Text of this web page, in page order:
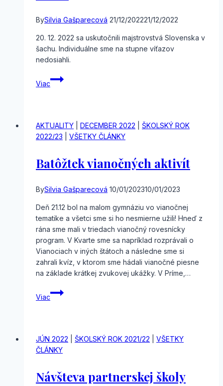
BySilvia Gašparecová 21/12/202221/12/2022
20. 12. 2022 sa uskutočnili majstrovstvá Slovenska v
šachu. Individuálne sme na stupne víťazov
nedosiahli.
Viac
Majstrovstvá
Slovenska
AKTUALITY
DECEMBER 2022
ŠKOLSKÝ ROK
2022/23
VŠETKY ČLÁNKY
Batôžtek vianočných aktivít
BySilvia Gašparecová 10/01/202310/01/2023
Deň 21.12 bol na malom gymnáziu vo vianočnej
tematike a všetci sme si ho nesmierne užili! Hneď z
rána sme mali v triedach vianočný rovesnícky
program. V Kvarte sme sa napríklad rozprávali o
Vianociach v iných štátoch a následne sme si
zahrali kvíz, v ktorom sme hádali vianočné piesne
na základe krátkej zvukovej ukážky. V Príme,…
Viac
Batôžtek
vianočných
JÚN 2022 ŠKOLSKÝ ROK 2021/22
VŠETKY
ČLÁNKY
Návšteva partnerskej školy